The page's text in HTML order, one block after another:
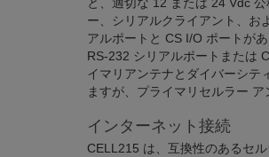
ー、シリアルクライアント、お
アルポートと CS I/O ポートが
RS-232 シリアルポートまたは
イマリアンテナとダイバーシテ
ますが、プライマリセルラー
インターネット接続
CELL215 は、互換性のあるセ